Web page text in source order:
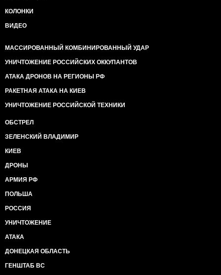
КОЛОНКИ
ВИДЕО
МАССИРОВАННЫЙ КОМБИНИРОВАННЫЙ УДАР
УНИЧТОЖЕНИЕ РОССИЙСКИХ ОККУПАНТОВ
АТАКА ДРОНОВ НА РЕГИОНЫ РФ
РАКЕТНАЯ АТАКА НА КИЕВ
УНИЧТОЖЕНИЕ РОССИЙСКОЙ ТЕХНИКИ
ОБСТРЕЛ
ЗЕЛЕНСКИЙ ВЛАДИМИР
КИЕВ
ДРОНЫ
АРМИЯ РФ
ПОЛЬША
РОССИЯ
УНИЧТОЖЕНИЕ
АТАКА
ДОНЕЦКАЯ ОБЛАСТЬ
ГЕНШТАБ ВС